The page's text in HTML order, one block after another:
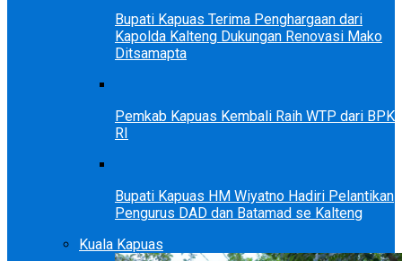
Bupati Kapuas Terima Penghargaan dari
Kapolda Kalteng Dukungan Renovasi Mako
Ditsamapta
Pemkab Kapuas Kembali Raih WTP dari BPK
RI
Bupati Kapuas HM Wiyatno Hadiri Pelantikan
Pengurus DAD dan Batamad se Kalteng
Kuala Kapuas